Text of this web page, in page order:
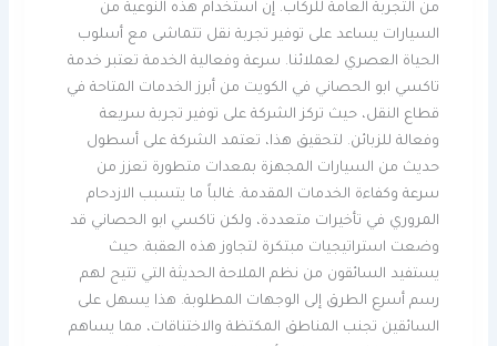
من التجربة العامة للركاب. إن استخدام هذه النوعية من
السيارات يساعد على توفير تجربة نقل تتماشى مع أسلوب
الحياة العصري لعملائنا. سرعة وفعالية الخدمة تعتبر خدمة
تاكسي ابو الحصاني في الكويت من أبرز الخدمات المتاحة في
قطاع النقل، حيث تركز الشركة على توفير تجربة سريعة
وفعالة للزبائن. لتحقيق هذا، تعتمد الشركة على أسطول
حديث من السيارات المجهزة بمعدات متطورة تعزز من
سرعة وكفاءة الخدمات المقدمة. غالباً ما يتسبب الازدحام
المروري في تأخيرات متعددة، ولكن تاكسي ابو الحصاني قد
وضعت استراتيجيات مبتكرة لتجاوز هذه العقبة. حيث
يستفيد السائقون من نظم الملاحة الحديثة التي تتيح لهم
رسم أسرع الطرق إلى الوجهات المطلوبة. هذا يسهل على
السائقين تجنب المناطق المكتظة والاختناقات، مما يساهم